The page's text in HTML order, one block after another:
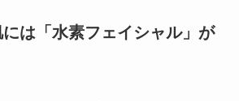
は「水素フェイシャル」が